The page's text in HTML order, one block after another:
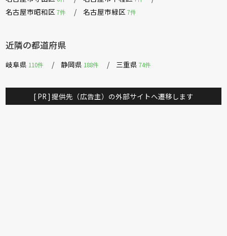
名古屋市昭和区7件 名古屋市緑区7件
近隣の都道府県
岐阜県 110件 静岡県 188件 三重県74件
[ PR ] 提供先（広告主）の外部サイトへ遷移します